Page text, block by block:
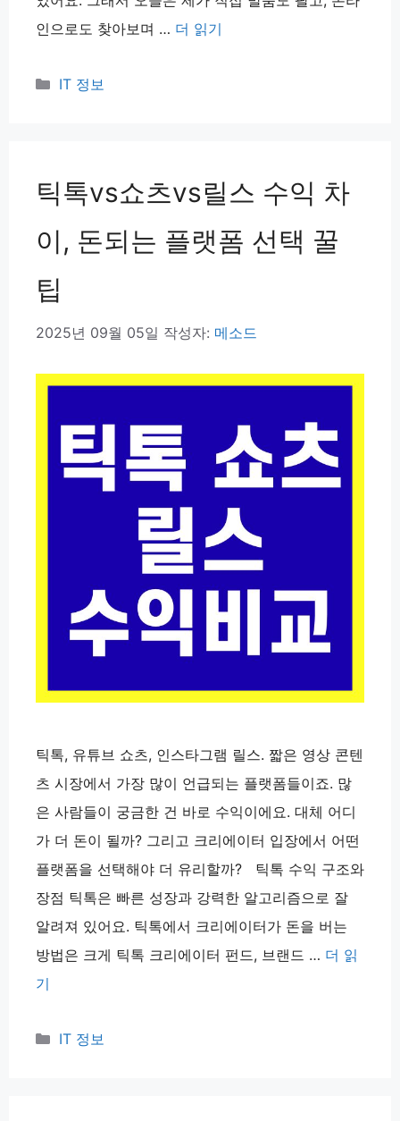
인으로도 찾아보며 … 더 읽기
카
IT 정보
틱톡vs쇼츠vs릴스 수익 차
이, 돈되는 플랫폼 선택 꿀
팁
2025년 09월 05일 작성자: 메소드
틱톡, 유튜브 쇼츠, 인스타그램 릴스. 짧은 영상 콘텐
츠 시장에서 가장 많이 언급되는 플랫폼들이죠. 많
은 사람들이 궁금한 건 바로 수익이에요. 대체 어디
가 더 돈이 될까? 그리고 크리에이터 입장에서 어떤
플랫폼을 선택해야 더 유리할까? 틱톡 수익 구조와
장점 틱톡은 빠른 성장과 강력한 알고리즘으로 잘
알려져 있어요. 틱톡에서 크리에이터가 돈을 버는
방법은 크게 틱톡 크리에이터 펀드, 브랜드 … 더 읽
기
카
IT 정보